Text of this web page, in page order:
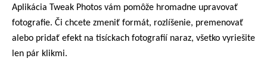
Aplikácia Tweak Photos vám pomôže hromadne upravovať
fotografie. Či chcete zmeniť formát, rozlíšenie, premenovať
alebo pridať efekt na tisíckach fotografií naraz, všetko vyriešite
len pár klikmi.